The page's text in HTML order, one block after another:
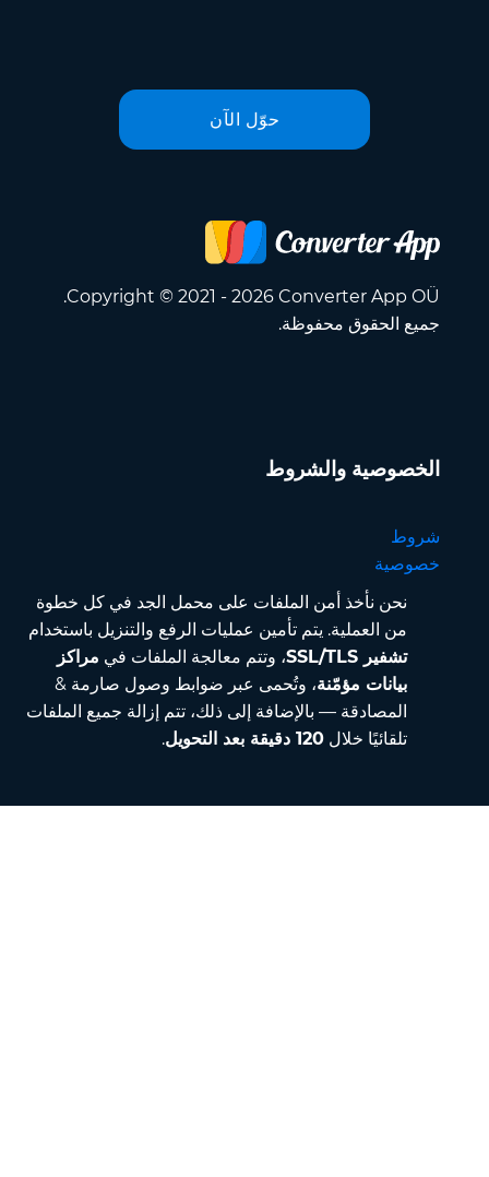
حوّل الآن
Copyright © 2021 - 2026 Converter App OÜ.
جميع الحقوق محفوظة.
الخصوصية والشروط
شروط
خصوصية
نحن نأخذ أمن الملفات على محمل الجد في كل خطوة
من العملية. يتم تأمين عمليات الرفع والتنزيل باستخدام
تشفير SSL/TLS
، وتتم معالجة الملفات في مراكز
بيانات مؤمّنة، وتُحمى عبر ضوابط وصول صارمة &
المصادقة — بالإضافة إلى ذلك، تتم إزالة جميع الملفات
تلقائيًا خلال 120 دقيقة بعد التحويل .